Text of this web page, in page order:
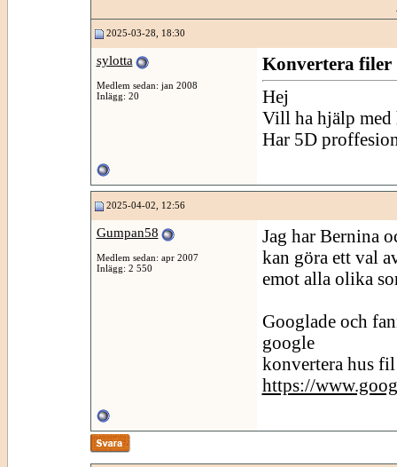
2025-03-28, 18:30
sylotta
Medlem sedan: jan 2008
Inlägg: 20
Konvertera filer
Hej
Vill ha hjälp
Har 5D
2025-04-02, 12:56
Gumpan58
Medlem sedan: apr 2007
Inlägg: 2 550
Jag har Bernina
kan göra ett val
emot alla olika
Googlade och
google
konvertera hus
https://